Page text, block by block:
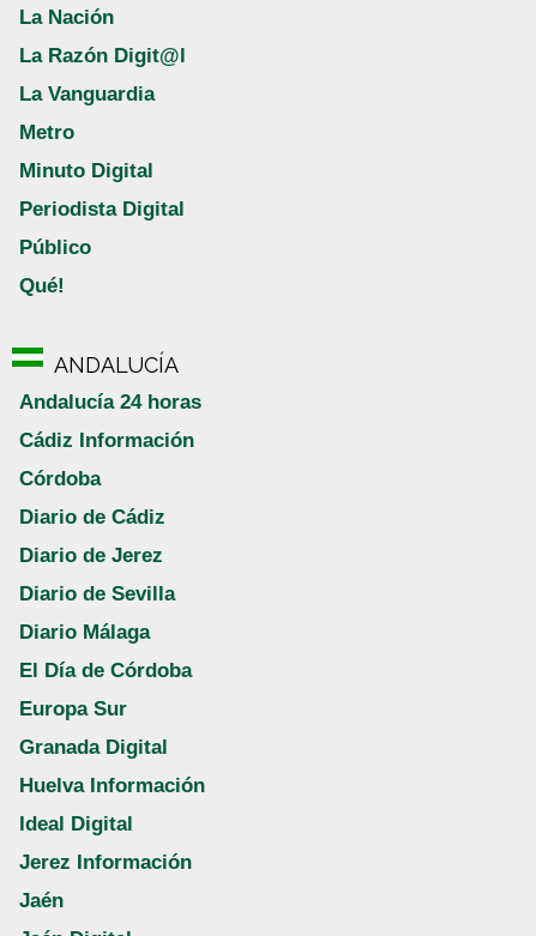
La Nación
La Razón Digit@l
La Vanguardia
Metro
Minuto Digital
Periodista Digital
Público
Qué!
ANDALUCÍA
Andalucía 24 horas
Cádiz Información
Córdoba
Diario de Cádiz
Diario de Jerez
Diario de Sevilla
Diario Málaga
El Día de Córdoba
Europa Sur
Granada Digital
Huelva Información
Ideal Digital
Jerez Información
Jaén